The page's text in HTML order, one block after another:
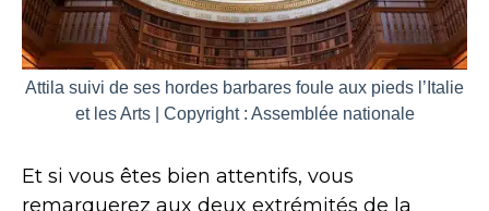
Attila suivi de ses hordes barbares foule aux pieds l’Italie
et les Arts | Copyright : Assemblée nationale
Et si vous êtes bien attentifs, vous
remarquerez aux deux extrémités de la